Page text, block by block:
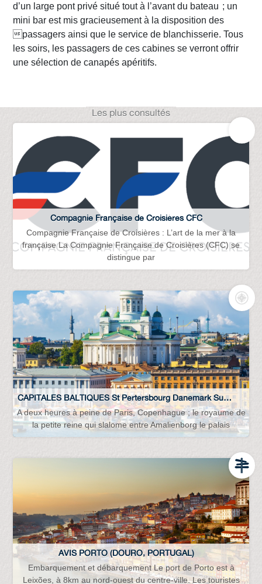
d’un large pont privé situé tout à l’avant du bateau ; un
mini bar est mis gracieusement à la disposition des
passagers ainsi que le service de blanchisserie. Tous
les soirs, les passagers de ces cabines se verront offrir
une sélection de canapés apéritifs.
Les plus consultés
Compagnie Française de Croisières CFC
Compagnie Française de Croisières : L’art de la mer à la
française La Compagnie Française de Croisières (CFC) se
distingue par
CAPITALES BALTIQUES St Pertersbourg Danemark Suède Lettonie Lituanie Estonie Finlande…
A deux heures à peine de Paris, Copenhague ; le royaume de
la petite reine qui slalome entre Amalienborg le palais
AVIS PORTO (DOURO, PORTUGAL)
Embarquement et débarquement Le port de Porto est à
Leixões, à 8km au nord-ouest du centre-ville. Les touristes